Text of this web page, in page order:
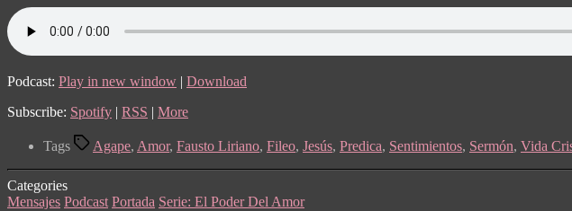
Podcast: Play in new window | Download
Subscribe: Spotify | RSS | More
Tags Agape, Amor, Fausto Liriano, Fileo, Jesús, Predica, Sentimientos, Sermón, Vida
Categories
Mensajes Podcast Portada Serie: El Poder Del Amor